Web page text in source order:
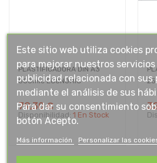
PLASTIFICADORA DIN A3
080mic ECONOMIC
79,30 €
Disponibilidad: 1 En Stock
Este sitio web utiliza cookies
para mejorar nuestros
publicidad relacionada con sus
mediante el análisis de sus
Para dar su consentimiento
botón Acepto.
Más información Personalizar las